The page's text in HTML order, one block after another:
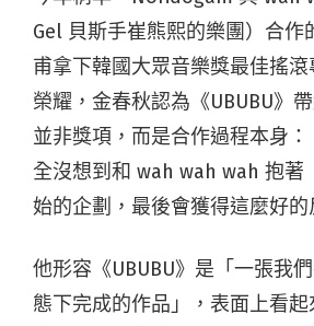
Gel 貝斯手崔熊熙的樂團）合作
甫拿下韓國大眾音樂獎最佳搖
榮耀，金春秋認為《UBUBU》
並非獎項，而是合作過程本身
全沒想到和 wah wah wah 抱著
始的企劃，最後會獲得這麼好的
他形容《UBUBU》是「一張我
態下完成的作品」，表面上看起